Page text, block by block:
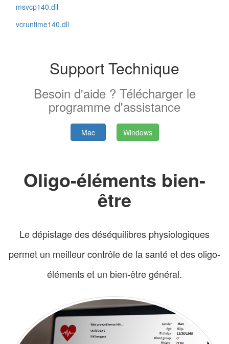
msvcp140.dll
vcruntime140.dll
Support Technique
Besoin d'aide ? Télécharger le
programme d'assistance
Mac Windows
Oligo-éléments bien-
être
Le dépistage des déséquilibres physiologiques
permet un meilleur contrôle de la santé et des oligo-
éléments et un bien-être général.